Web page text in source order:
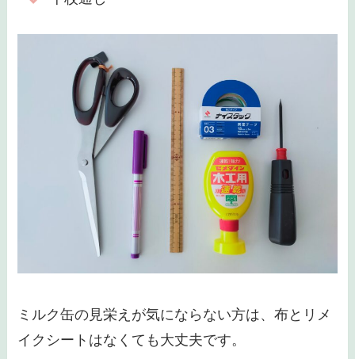
ミルク缶の見栄えが気にならない方は、布とリメ
イクシートはなくても大丈夫です。